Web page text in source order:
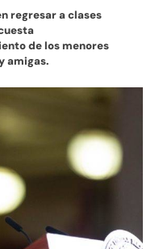
regresar a clases
de los menores
amigas.